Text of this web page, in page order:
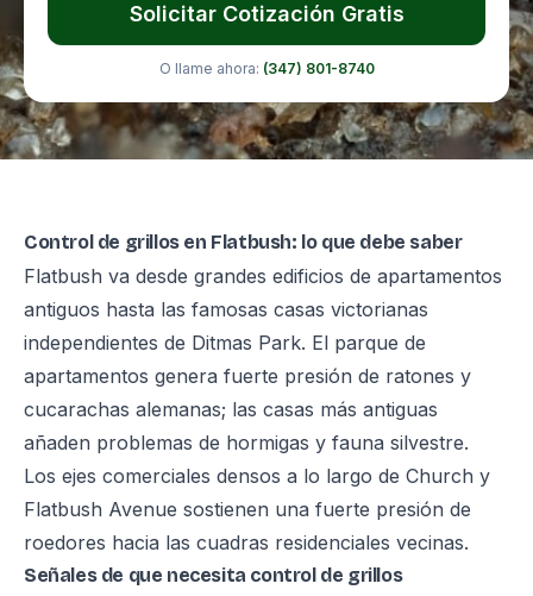
Solicitar Cotización Gratis
O llame ahora: (347) 801-8740
Control de grillos en Flatbush: lo que debe saber
Flatbush va desde grandes edificios de apartamentos
antiguos hasta las famosas casas victorianas
independientes de Ditmas Park. El parque de
apartamentos genera fuerte presión de ratones y
cucarachas alemanas; las casas más antiguas
añaden problemas de hormigas y fauna silvestre.
Los ejes comerciales densos a lo largo de Church y
Flatbush Avenue sostienen una fuerte presión de
roedores hacia las cuadras residenciales vecinas.
Señales de que necesita control de grillos